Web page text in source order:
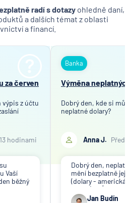
radí s dotazy ohledně daní,
a dalších témat z oblasti
a financí.
za červen
výpis z účtu
hodinami
Vaší
běžný
Banka
Výměna
Dobrý den, kde si
neplatné dolary?
Anna J. Před
Dobrý den,
mění bezplatně
(dolary - americká
banka). V ČR
nenabízí (ani na
Jan Budín